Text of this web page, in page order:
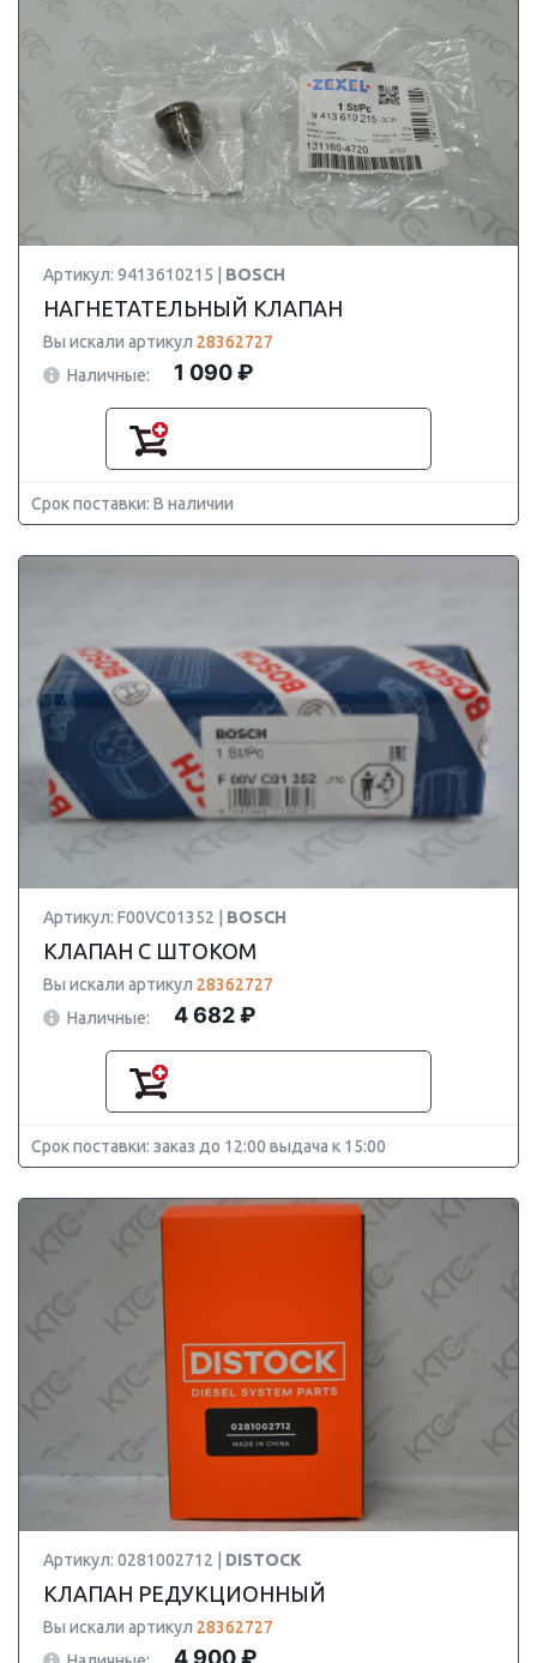
Артикул: 9413610215 | BOSCH
НАГНЕТАТЕЛЬНЫЙ КЛАПАН
Вы искали артикул 28362727
Наличные:
1 090 ₽
Срок поставки: В наличии
Артикул: F00VC01352 | BOSCH
КЛАПАН С ШТОКОМ
Вы искали артикул 28362727
Наличные:
4 682 ₽
Срок поставки: заказ до 12:00 выдача к 15:00
Артикул: 0281002712 | DISTOCK
КЛАПАН РЕДУКЦИОННЫЙ
Вы искали артикул 28362727
4 900 ₽